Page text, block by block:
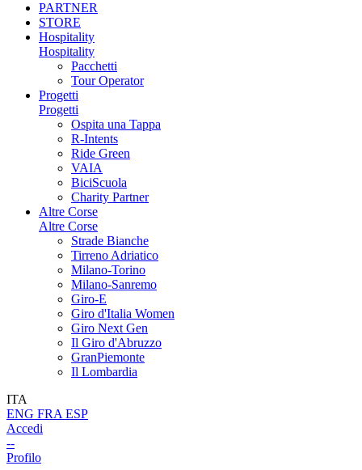
PARTNER
STORE
Hospitality
Hospitality
Pacchetti
Tour Operator
Progetti
Progetti
Ospita una Tappa
R-Intents
Ride Green
VAIA
BiciScuola
Charity Partner
Altre Corse
Altre Corse
Strade Bianche
Tirreno Adriatico
Milano-Torino
Milano-Sanremo
Giro-E
Giro d'Italia Women
Giro Next Gen
Il Giro d'Abruzzo
GranPiemonte
Il Lombardia
ITA
ENG FRA ESP
Accedi
--
Profilo